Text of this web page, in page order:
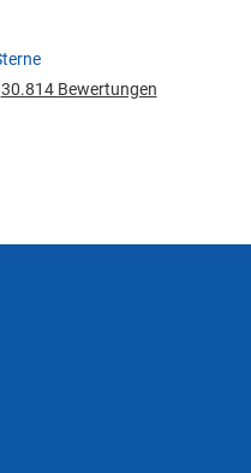
30.814 Bewertungen